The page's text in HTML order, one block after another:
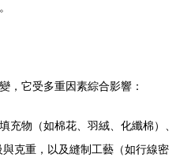
，它受多重因素綜合影響：
充物（如棉花、羽絨、化纖棉）、
克重，以及縫制工藝（如行線密